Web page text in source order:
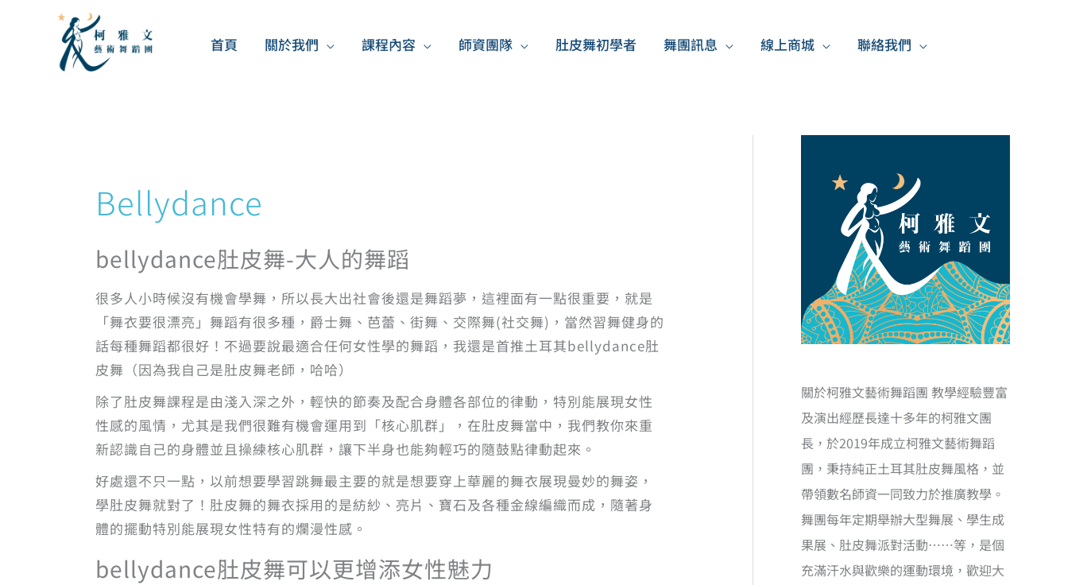
首頁 關於我們 課程內容 師資團隊 肚皮舞初學者 舞團訊息 線上商城 聯絡我們
Bellydance
bellydance肚皮舞-大人的舞蹈
很多人小時候沒有機會學舞，所以長大出社會後還是舞蹈夢，這裡面有一點很重要，就是
「舞衣要很漂亮」舞蹈有很多種，爵士舞、芭蕾、街舞、交際舞(社交舞)，當然習舞健身的
話每種舞蹈都很好！不過要說最適合任何女性學的舞蹈，我還是首推土耳其bellydance肚
皮舞（因為我自己是肚皮舞老師，哈哈）
除了肚皮舞課程是由淺入深之外，輕快的節奏及配合身體各部位的律動，特別能展現女性
性感的風情，尤其是我們很難有機會運用到「核心肌群」，在肚皮舞當中，我們教你來重
新認識自己的身體並且操練核心肌群，讓下半身也能夠輕巧的隨鼓點律動起來。
好處還不只一點，以前想要學習跳舞最主要的就是想要穿上華麗的舞衣展現曼妙的舞姿，
學肚皮舞就對了！肚皮舞的舞衣採用的是紡紗、亮片、寶石及各種金線編織而成，隨著身
體的擺動特別能展現女性特有的爛漫性感。
bellydance肚皮舞可以更增添女性魅力
關於柯雅文藝術舞蹈團 教學經驗豐富
及演出經歷長達十多年的柯雅文團
長，於2019年成立柯雅文藝術舞蹈
團，秉持純正土耳其肚皮舞風格，並
帶領數名師資一同致力於推廣教學。
舞團每年定期舉辦大型舞展、學生成
果展、肚皮舞派對活動……等，是個
充滿汗水與歡樂的運動環境，歡迎大